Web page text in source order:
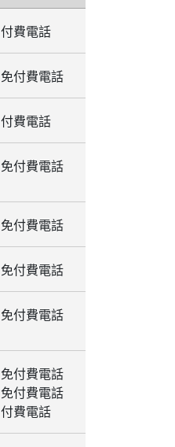
付費電話
免付費電話
付費電話
免付費電話
免付費電話
免付費電話
免付費電話
免付費電話
免付費電話
付費電話